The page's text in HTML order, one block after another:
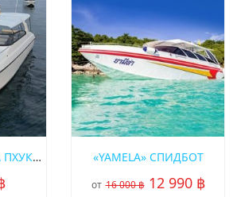
АРЕНДА КАТЕРА НА ПХУКЕТЕ «GAMBIT» «YAMELA» СПИДБОТ
от 16 000 ฿ 12 990 ฿